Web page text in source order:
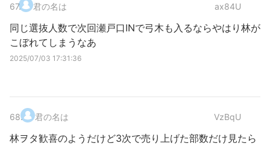
67. 君の名は ax84U
同じ選抜人数で次回瀬戸口INで弓木も入るならやはり林が
こぼれてしまうなあ
2025/07/03 17:31:36
68. 君の名は VzBqU
林ヲタ歓喜のようだけど3次で売り上げた部数だけ見たら